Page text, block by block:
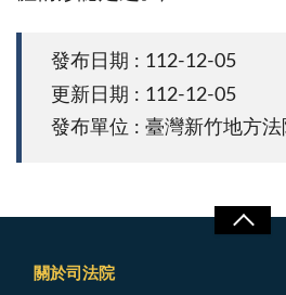
發布日期 : 112-12-05
更新日期 : 112-12-05
發布單位 : 臺灣新竹地方法
關於司法院